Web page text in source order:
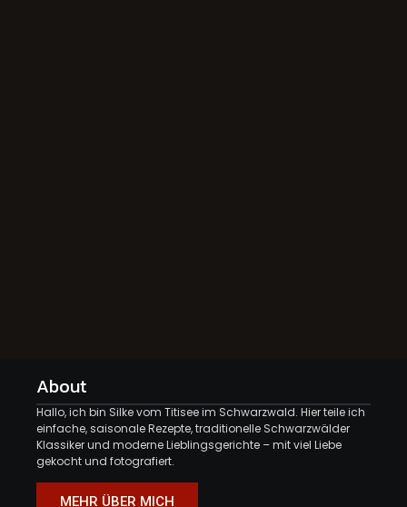
About
Hallo, ich bin Silke vom Titisee im Schwarzwald. Hier teile ich
einfache, saisonale Rezepte, traditionelle Schwarzwälder
Klassiker und moderne Lieblingsgerichte – mit viel Liebe
gekocht und fotografiert.
MEHR ÜBER MICH